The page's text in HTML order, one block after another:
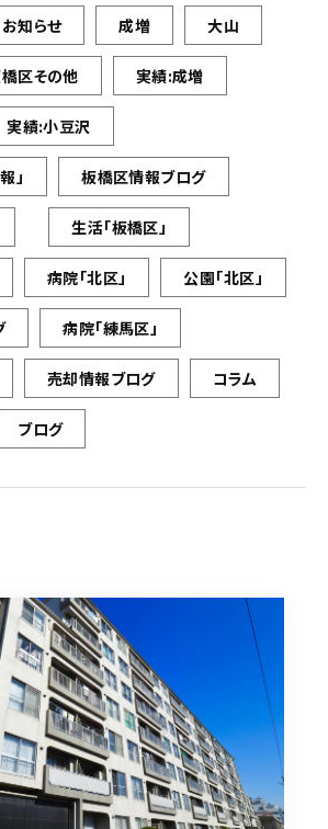
お知らせ 成増 大山
区その他 実績:成増
実績:小豆沢
」 板橋区情報ブログ
生活「板橋区」
病院「北区」 公園「北区」
病院「練馬区」
売却情報ブログ コラム
ブログ